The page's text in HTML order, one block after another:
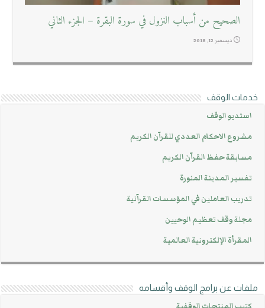
الصحيح من أسباب النزول في سورة البقرة – الجزء الثاني
ديسمبر 12, 2018
خدمات الوقف
استديو الوقف
مشروع الاحكام العددي للقرآن الكريم
مسابقة حفظ القرآن الكريم
تفسير المدينة المنورة
تدريب العاملين في المؤسسات القرآنية
مجلة وقف تعظيم الوحيين
المقرأة الإلكترونية العالمية
ملفات عن برامج الوقف وأقسامه